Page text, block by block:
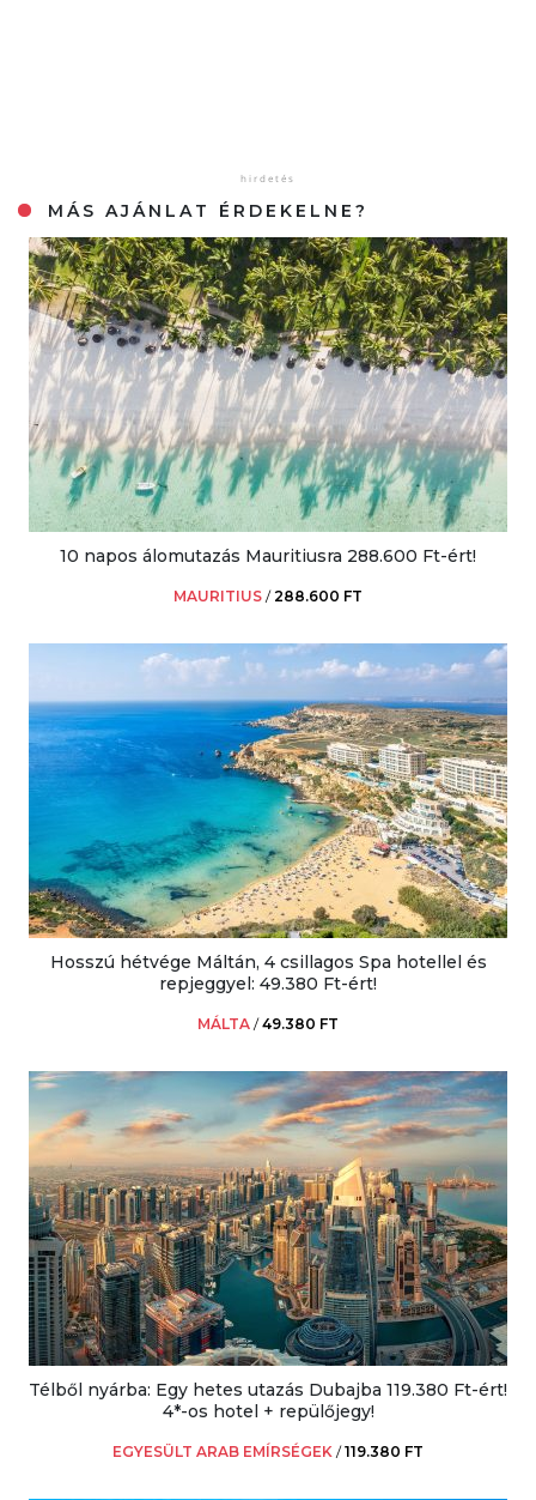
MÁS AJÁNLAT ÉRDEKELNE?
10 napos álomutazás Mauritiusra 288.600 Ft-ért!
MAURITIUS /288.600 FT
Hosszú hétvége Máltán, 4 csillagos Spa hotellel és
repjeggyel: 49.380 Ft-ért!
MÁLTA /49.380 FT
Télből nyárba: Egy hetes utazás Dubajba 119.380 Ft-ért!
4*-os hotel + repülőjegy!
EGYESÜLT ARAB EMÍRSÉGEK /119.380 FT